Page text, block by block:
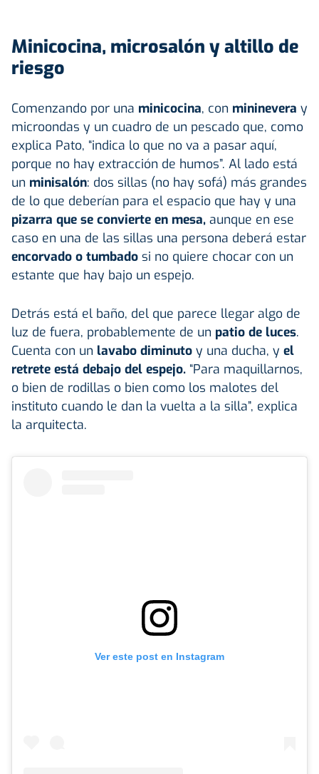
Minicocina, microsalón y altillo de
riesgo
Comenzando por una minicocina, con mininevera y
microondas y un cuadro de un pescado que, como
explica Pato, “indica lo que no va a pasar aquí,
porque no hay extracción de humos”. Al lado está
un minisalón: dos sillas (no hay sofá) más grandes
de lo que deberían para el espacio que hay y una
pizarra que se convierte en mesa, aunque en ese
caso en una de las sillas una persona deberá estar
encorvado o tumbado si no quiere chocar con un
estante que hay bajo un espejo.
Detrás está el baño, del que parece llegar algo de
luz de fuera, probablemente de un patio de luces.
Cuenta con un lavabo diminuto y una ducha, y el
retrete está debajo del espejo. “Para maquillarnos,
o bien de rodillas o bien como los malotes del
instituto cuando le dan la vuelta a la silla”, explica
la arquitecta.
Ver este post en Instagram